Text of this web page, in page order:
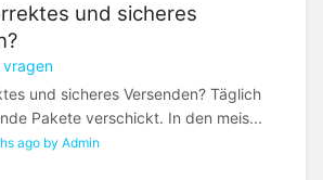
und sicheres
vragen
und sicheres Versenden? Täglich
Pakete verschickt. In den meis...
ago by Admin